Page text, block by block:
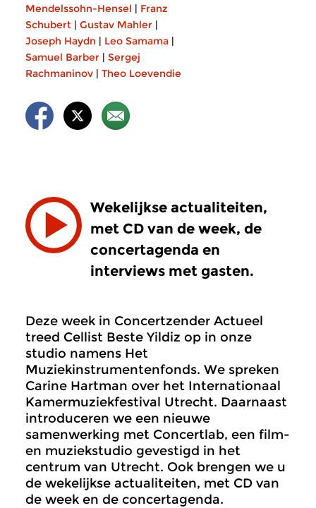
Mendelssohn-Hensel | Franz
Schubert | Gustav Mahler |
Joseph Haydn | Leo Samama |
Samuel Barber | Sergej
Rachmaninov | Theo Loevendie
Wekelijkse actualiteiten,
met CD van de week, de
concertagenda en
interviews met gasten.
Deze week in Concertzender Actueel
treed Cellist Beste Yildiz op in onze
studio namens Het
Muziekinstrumentenfonds. We spreken
Carine Hartman over het Internationaal
Kamermuziekfestival Utrecht. Daarnaast
introduceren we een nieuwe
samenwerking met Concertlab, een film-
en muziekstudio gevestigd in het
centrum van Utrecht. Ook brengen we u
de wekelijkse actualiteiten, met CD van
de week en de concertagenda.